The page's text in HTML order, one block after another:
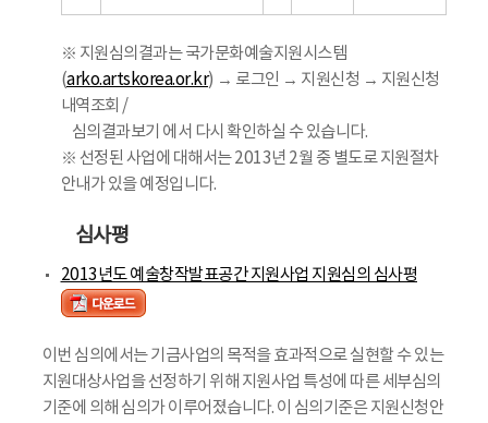
※ 지원심의결과는 국가문화예술지원시스템
(arko.artskorea.or.kr) → 로그인 → 지원신청 → 지원신청
내역조회 /
심의결과보기 에서 다시 확인하실 수 있습니다.
※ 선정된 사업에 대해서는 2013년 2월 중 별도로 지원절차
안내가 있을 예정입니다.
심사평
2013년도 예술창작발표공간 지원사업 지원심의 심사평
이번 심의에서는 기금사업의 목적을 효과적으로 실현할 수 있는
지원대상사업을 선정하기 위해 지원사업 특성에 따른 세부심의
기준에 의해 심의가 이루어졌습니다. 이 심의기준은 지원신청안